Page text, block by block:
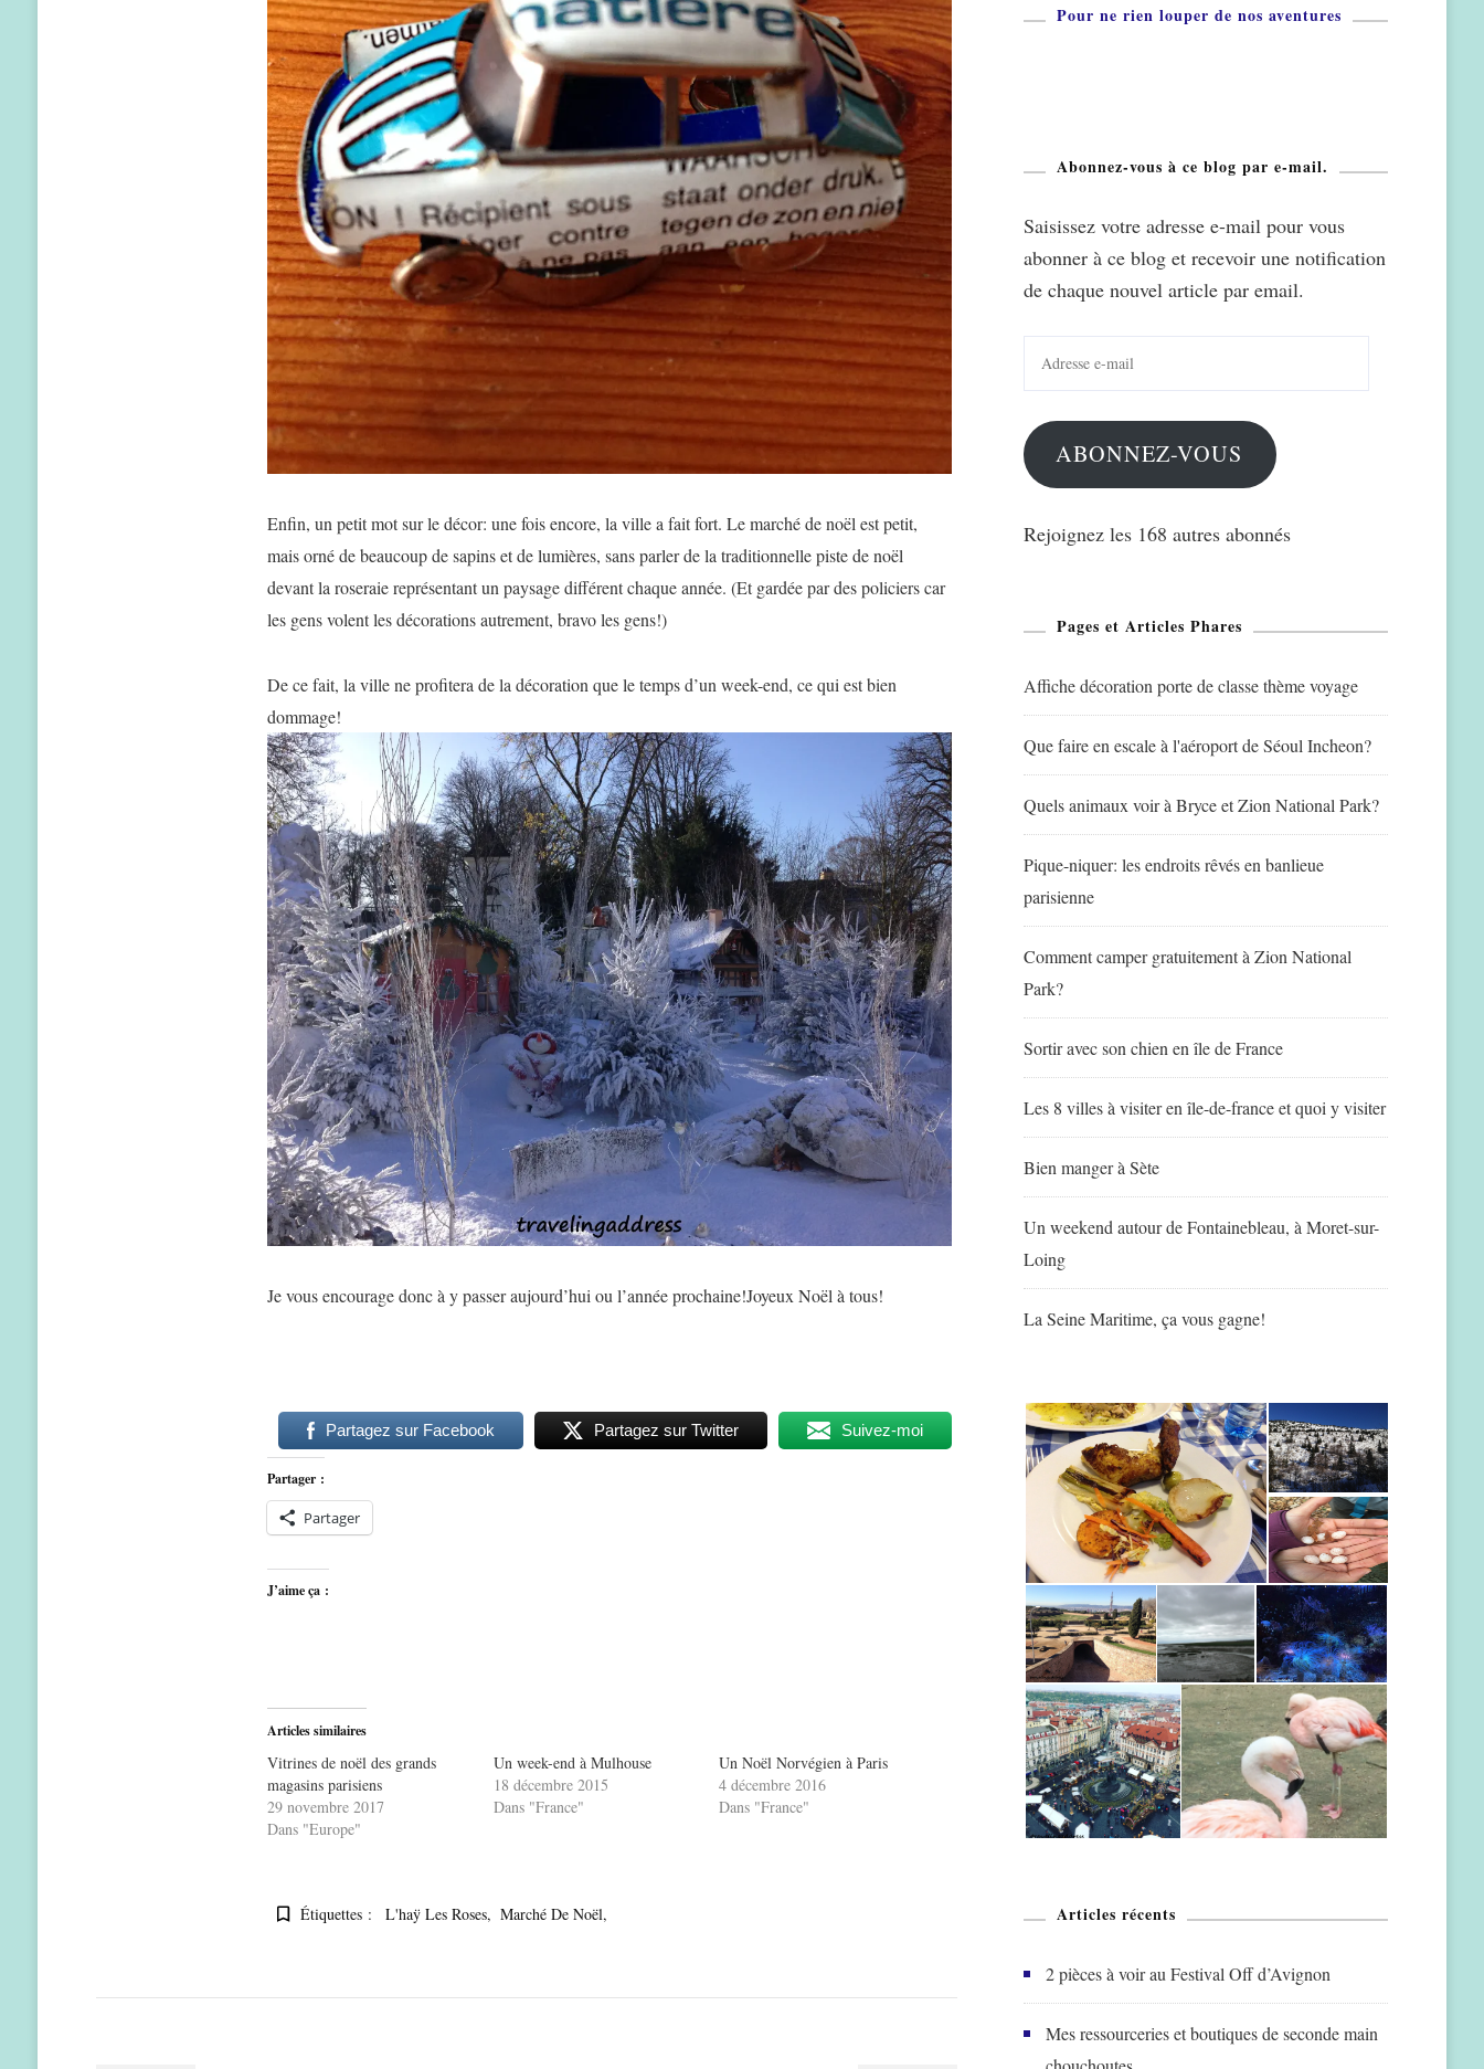
Enfin, un petit mot sur le décor: une fois encore, la ville a fait fort. Le marché de noël est petit,
mais orné de beaucoup de sapins et de lumières, sans parler de la traditionnelle piste de noël
devant la roseraie représentant un paysage différent chaque année. (Et gardée par des policiers car
les gens volent les décorations autrement, bravo les gens!)
De ce fait, la ville ne profitera de la décoration que le temps d’un week-end, ce qui est bien
dommage!
Je vous encourage donc à y passer aujourd’hui ou l’année prochaine!Joyeux Noël à tous!
Partagez sur Facebook Partagez sur Twitter Suivez-moi
Partager :
Partager
J’aime ça :
Articles similaires
Vitrines de noël des grands
magasins parisiens
29 novembre 2017
Dans "Europe"
Un week-end à Mulhouse
18 décembre 2015
Dans "France"
Un Noël Norvégien à Paris
4 décembre 2016
Dans "France"
Étiquettes : L'haÿ Les Roses Marché De Noël
Pour ne rien louper de nos aventures
Abonnez-vous à ce blog par e-mail.
Saisissez votre adresse e-mail pour vous
abonner à ce blog et recevoir une notification
de chaque nouvel article par email.
mail
ABONNEZ-VOUS
Rejoignez les 168 autres abonnés
Pages et Articles Phares
Affiche décoration porte de classe thème voyage
Que faire en escale à l'aéroport de Séoul Incheon?
Quels animaux voir à Bryce et Zion National Park?
Pique-niquer: les endroits rêvés en banlieue
parisienne
Comment camper gratuitement à Zion National
Park?
Sortir avec son chien en île de France
Les 8 villes à visiter en île-de-france et quoi y visiter
Bien manger à Sète
Un weekend autour de Fontainebleau, à Moret-sur-
Loing
La Seine Maritime, ça vous gagne!
Articles récents
2 pièces à voir au Festival Off d’Avignon
Mes ressourceries et boutiques de seconde main